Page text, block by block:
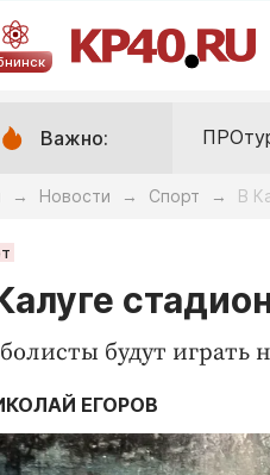
Важно:
→ Новости → Спорт → В
будут играть
ЕГОРОВ